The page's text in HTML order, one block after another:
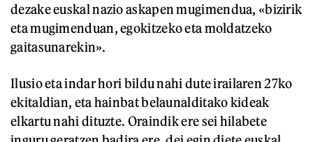
dezake euskal nazio askapen mugimendua, «bizirik
eta mugimenduan, egokitzeko eta moldatzeko
gaitasunarekin».
Ilusio eta indar hori bildu nahi dute irailaren 27ko
ekitaldian, eta hainbat belaunalditako kideak
elkartu nahi dituzte. Oraindik ere sei hilabete